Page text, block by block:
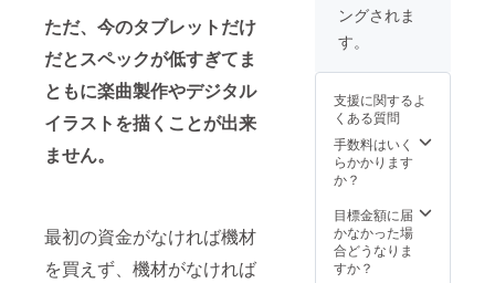
ただ、今のタブレットだけ
だとスペックが低すぎてま
ともに楽曲製作やデジタル
イラストを描くことが出来
ません。
最初の資金がなければ機材
を買えず、機材がなければ
ングされま
す。
支援に関するよ
くある質問
手数料はいく
らかかります
か？
目標金額に届
かなかった場
合どうなりま
すか？